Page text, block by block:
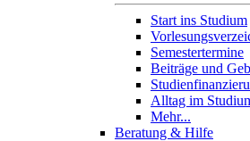
Start ins Studium
Semestertermine
Beiträge und
Alltag im
Mehr...
Beratung & Hilfe